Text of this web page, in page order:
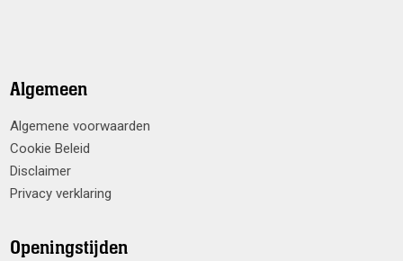
Algemeen
Algemene voorwaarden
Cookie Beleid
Disclaimer
Privacy verklaring
Openingstijden